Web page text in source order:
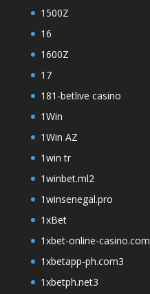
1500Z
16
1600Z
17
181-betlive casino
1Win
1Win AZ
1win tr
1winbet.ml2
1winsenegal.pro
1xBet
1xbet-online-casino.com
1xbetapp-ph.com3
1xbetph.net3